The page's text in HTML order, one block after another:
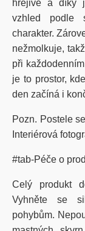
hřejivě a díky
vzhled podle
charakter.
nežmolkuje,
při
je to prostor,
den začíná i
Pozn. Postele
Interiérová
#tab-Péče o
Celý produkt
Vyhněte se
pohybům.